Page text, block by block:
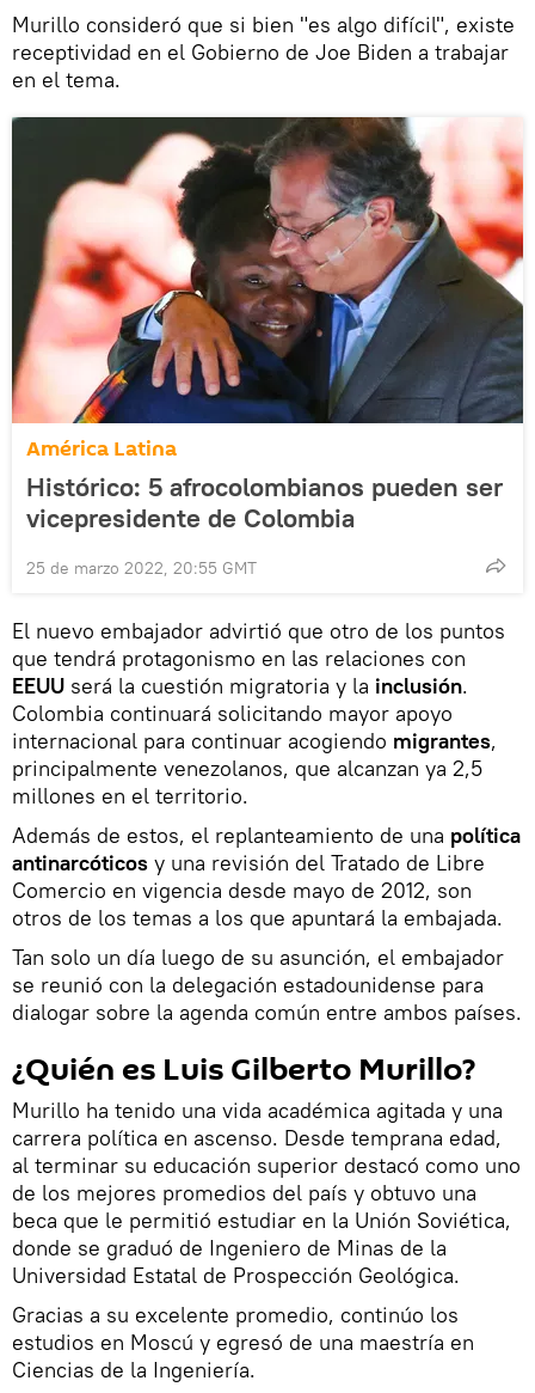
Murillo consideró que si bien "es algo difícil", existe
receptividad en el Gobierno de Joe Biden a trabajar
en el tema.
América Latina
Histórico: 5 afrocolombianos pueden ser
vicepresidente de Colombia
25 de marzo 2022, 20:55 GMT
El nuevo embajador advirtió que otro de los puntos
que tendrá protagonismo en las relaciones con
EEUU será la cuestión migratoria y la inclusión.
Colombia continuará solicitando mayor apoyo
internacional para continuar acogiendo migrantes,
principalmente venezolanos, que alcanzan ya 2,5
millones en el territorio.
Además de estos, el replanteamiento de una política
antinarcóticos y una revisión del Tratado de Libre
Comercio en vigencia desde mayo de 2012, son
otros de los temas a los que apuntará la embajada.
Tan solo un día luego de su asunción, el embajador
se reunió con la delegación estadounidense para
dialogar sobre la agenda común entre ambos países.
¿Quién es Luis Gilberto Murillo?
Murillo ha tenido una vida académica agitada y una
carrera política en ascenso. Desde temprana edad,
al terminar su educación superior destacó como uno
de los mejores promedios del país y obtuvo una
beca que le permitió estudiar en la Unión Soviética,
donde se graduó de Ingeniero de Minas de la
Universidad Estatal de Prospección Geológica.
Gracias a su excelente promedio, continúo los
estudios en Moscú y egresó de una maestría en
Ciencias de la Ingeniería.